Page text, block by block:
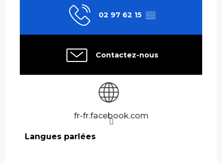
02 97 62 15 ▒▒
Contactez-nous
fr-fr.facebook.com
Langues parlées
Langues parlées